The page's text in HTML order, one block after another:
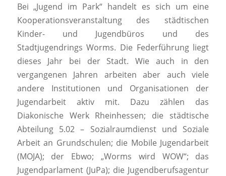
Bei „Jugend im Park“ handelt es sich um eine
Kooperationsveranstaltung des städtischen
Kinder- und Jugendbüros und des
Stadtjugendrings Worms. Die Federführung liegt
dieses Jahr bei der Stadt. Wie auch in den
vergangenen Jahren arbeiten aber auch viele
andere Institutionen und Organisationen der
Jugendarbeit aktiv mit. Dazu zählen das
Diakonische Werk Rheinhessen; die städtische
Abteilung 5.02 – Sozialraumdienst und Soziale
Arbeit an Grundschulen; die Mobile Jugendarbeit
(MOJA); der Ebwo; „Worms wird WOW“; das
Jugendparlament (JuPa); die Jugendberufsagentur